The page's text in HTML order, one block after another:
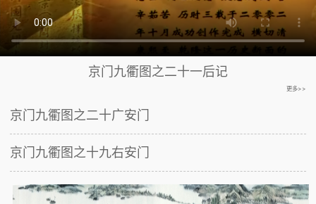
京门九衢图之二十一后记
更多>>
京门九衢图之二十广安门
京门九衢图之十九右安门